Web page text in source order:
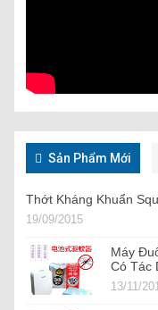
Sản Phẩm Mới
Thớt Kháng Khuẩn
19/09/2015
Máy
Có Tác
13/11/